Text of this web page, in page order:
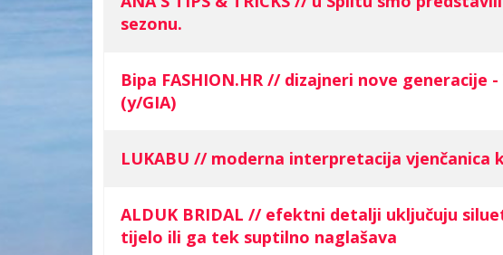
sezonu.
Bipa FASHION.HR // dizajneri nove generacije
(y/GIA)
LUKABU // moderna interpretacija vjenčanica
ALDUK BRIDAL // efektni detalji uključuju
tijelo ili ga tek suptilno naglašava